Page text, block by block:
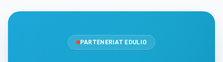
PARTENERIAT EDULIO